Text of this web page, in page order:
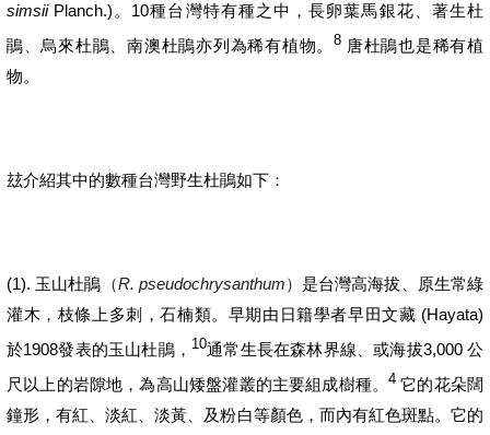
simsiiPlanch.) 。 10種台灣特有種之中，長卵葉馬銀花、著生杜
鵑、烏來杜鵑、南澳杜鵑亦列為稀有植物。8 唐杜鵑也是稀有植
物。
玆介紹其中的數種台灣野生杜鵑如下：
(1). 玉山杜鵑 （R. pseudochrysanthum） 是台灣高海拔、原生常綠
灌木，枝條上多刺，石楠類。 早期由日籍學者早田文藏 (Hayata)
於1908發表的玉山杜鵑， 10通常生長在森林界線、或海拔3,000公
尺以上的岩隙地，為高山矮盤灌叢的主要組成樹種。4 它的花朵闊
鐘形，有紅、淡紅、淡黃、及粉白等顏色，而內有紅色斑點。它的